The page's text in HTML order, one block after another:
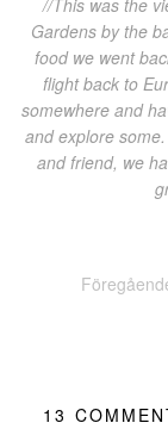
//This was the
Gardens by the
food we went
flight back to
somewhere and
and explore
and friend, we
13